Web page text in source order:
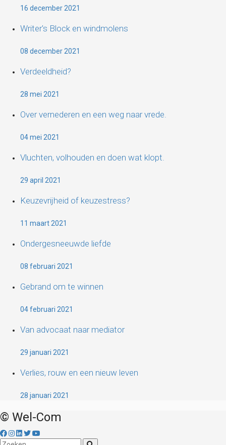
16 december 2021
Writer's Block en windmolens
08 december 2021
Verdeeldheid?
28 mei 2021
Over vernederen en een weg naar vrede.
04 mei 2021
Vluchten, volhouden en doen wat klopt.
29 april 2021
Keuzevrijheid of keuzestress?
11 maart 2021
Ondergesneeuwde liefde
08 februari 2021
Gebrand om te winnen
04 februari 2021
Van advocaat naar mediator
29 januari 2021
Verlies, rouw en een nieuw leven
28 januari 2021
© Wel-Com